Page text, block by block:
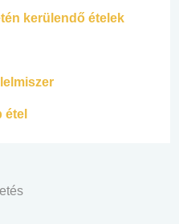
kerülendő ételek
étel